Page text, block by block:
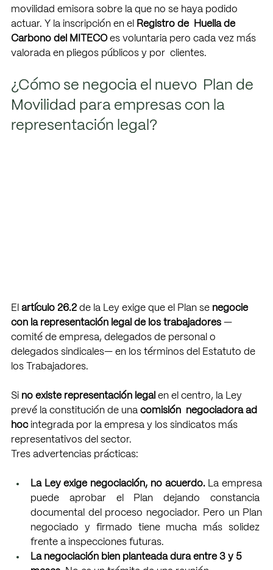
movilidad emisora sobre la que no se haya podido
actuar. Y la inscripción en el
Registro de  Huella de
Carbono del MITECO es voluntaria pero cada vez más
valorada en pliegos públicos y por  clientes.
¿Cómo se negocia el nuevo  Plan de
Movilidad para empresas con la
representación legal?
El artículo 26.2 de la Ley exige que el Plan se negocie
con la representación legal de los trabajadores —
comité de empresa, delegados de personal o
delegados sindicales— en los términos del Estatuto de
los Trabajadores.
Si no existe representación legal en el centro, la Ley
prevé la constitución de una comisión  negociadora ad
hoc integrada por la empresa y los sindicatos más
representativos del sector.
Tres advertencias prácticas:
La Ley exige negociación, no acuerdo. La empresa
puede aprobar el Plan dejando constancia
documental del proceso negociador. Pero un Plan
negociado y firmado tiene mucha más solidez
frente a inspecciones futuras.
La negociación bien planteada dura entre 3 y 5